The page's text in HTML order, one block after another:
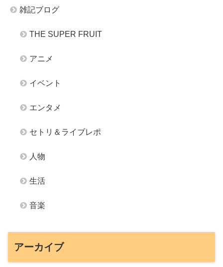
雑記ブログ
THE SUPER FRUIT
アニメ
イベント
エンタメ
セトリ＆ライブレポ
人物
生活
音楽
アーカイブ